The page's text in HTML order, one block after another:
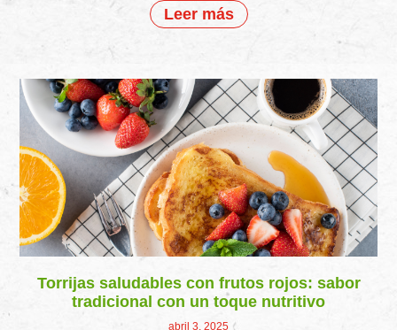
Leer más
Torrijas saludables con frutos rojos: sabor
tradicional con un toque nutritivo
abril 3, 2025